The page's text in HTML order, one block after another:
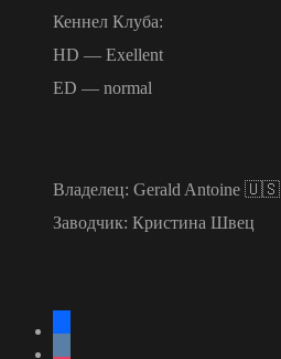
Кеннел Клуба:
HD — Exellent
ED — normal
Владелец: Gerald Antoine 🇺🇸
Заводчик: Кристина Швец